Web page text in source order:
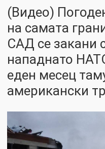
(Видео)
на самата
САД се закани
нападнато
еден месец
американски